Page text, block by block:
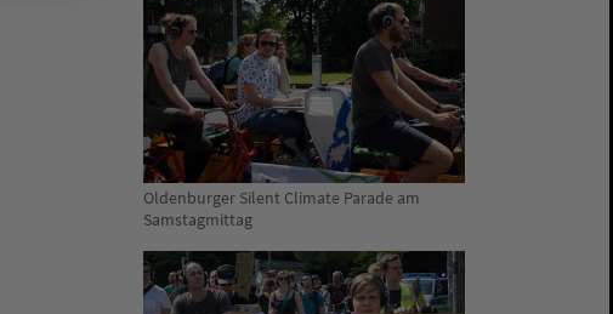
Oldenburger Silent Climate Parade am
Samstagmittag